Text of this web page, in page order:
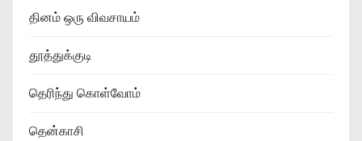
தினம் ஒரு விவசாயம்
தூத்துக்குடி
தெரிந்து கொள்வோம்
தென்காசி